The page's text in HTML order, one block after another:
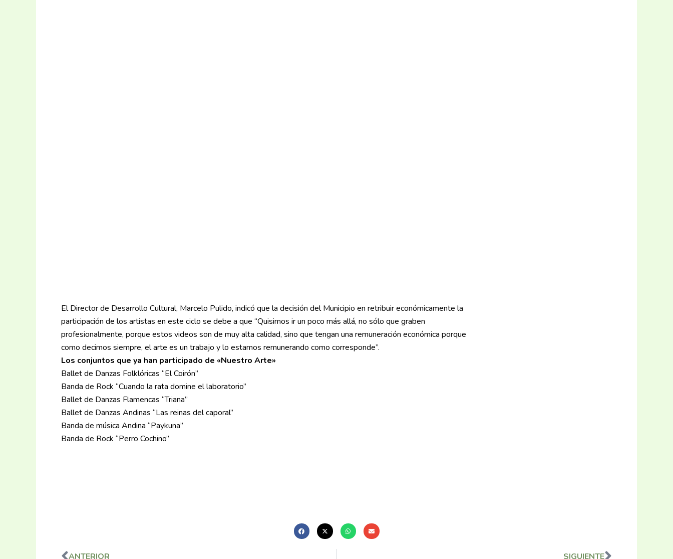
El Director de Desarrollo Cultural, Marcelo Pulido, indicó que la decisión del Municipio en retribuir económicamente la
participación de los artistas en este ciclo se debe a que “Quisimos ir un poco más allá, no sólo que graben
profesionalmente, porque estos videos son de muy alta calidad, sino que tengan una remuneración económica porque
como decimos siempre, el arte es un trabajo y lo estamos remunerando como corresponde”.
Los conjuntos que ya han participado de «Nuestro Arte»
Ballet de Danzas Folklóricas “El Coirón”
Banda de Rock “Cuando la rata domine el laboratorio”
Ballet de Danzas Flamencas “Triana”
Ballet de Danzas Andinas “Las reinas del caporal”
Banda de música Andina “Paykuna”
Banda de Rock “Perro Cochino”
ANTERIOR SIGUIENTE